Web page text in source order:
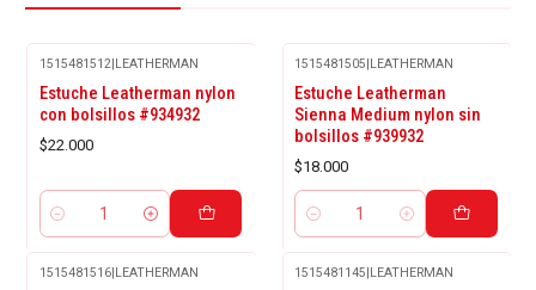
1515481512|LEATHERMAN
Estuche Leatherman nylon
con bolsillos #934932
$22.000
Cantidad
1515481505|LEATHERMAN
Estuche Leatherman
Sienna Medium nylon sin
bolsillos #939932
$18.000
Cantidad
1515481516| LEATHERMAN 1515481145 LEATHERMAN